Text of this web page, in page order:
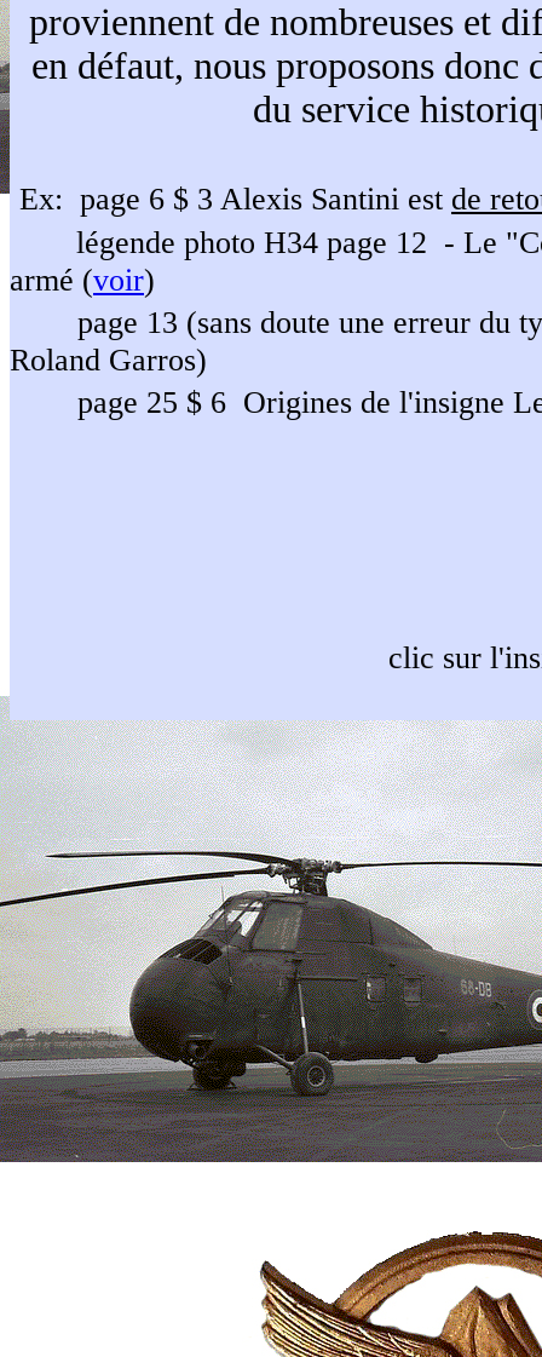
proviennent de nombreuses et
en défaut, nous proposons donc
du service
Ex: page 6 $ 3 Alexis Santini est de
légende photo H34 page 12 - Le
armé (voir)
page 13 (sans doute une erreur du
Roland Garros)
page 25 $ 6 Origines de l'insigne
clic sur